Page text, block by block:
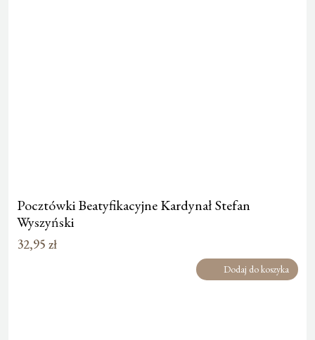
Pocztówki Beatyfikacyjne Kardynał Stefan
Wyszyński
32,95 zł
Dodaj do koszyka